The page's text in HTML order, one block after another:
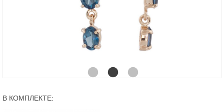
В КОМПЛЕКТЕ: